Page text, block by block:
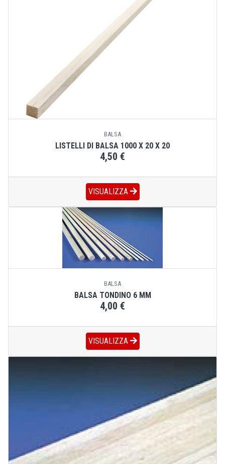
BALSA
LISTELLI DI BALSA 1000 X 20 X 20
4,50 €
VISUALIZZA
BALSA
BALSA TONDINO 6 MM
4,00 €
VISUALIZZA